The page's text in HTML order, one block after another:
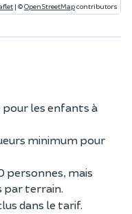
| ©OpenStreetMapcontributors
pour les enfants à
minimum pour
personnes, mais
par terrain.
dans le tarif.